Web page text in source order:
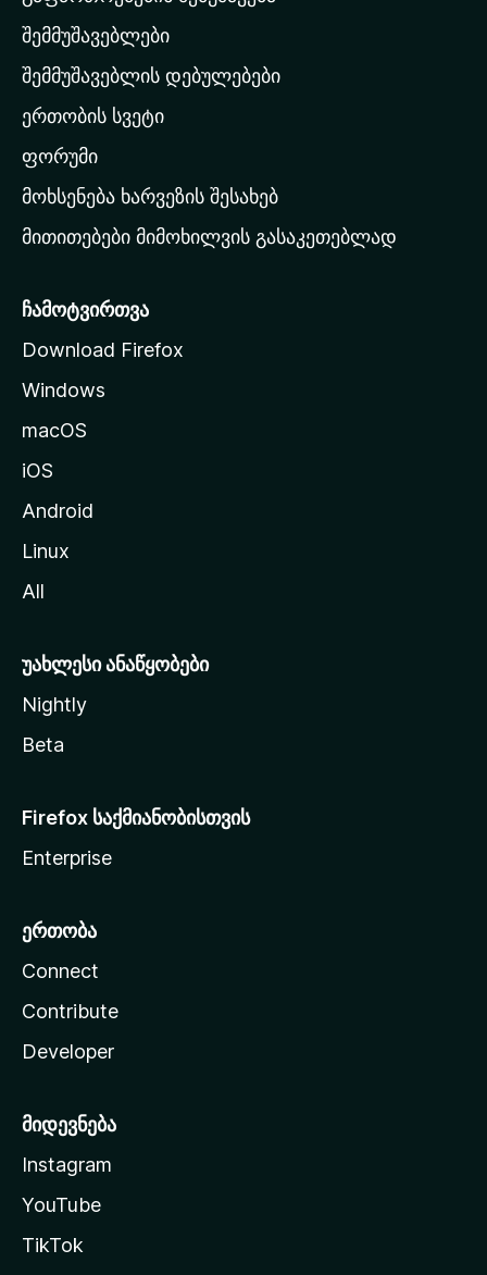
ს
მ
თ
ვ
ა
რ
ვ
რ
ზ
ე
დ
ა
ლ
შემმუშავებლები
შემმუშავებლის დებულებები
ერთობის სვეტი
ფორუმი
მოხსენება ხარვეზის შესახებ
მითითებები მიმოხილვის გასაკეთებლად
ჩამოტვირთვა
Download Firefox
Windows
macOS
iOS
Android
Linux
All
უახლესი ანაწყობები
Nightly
Beta
Firefox საქმიანობისთვის
Enterprise
ერთობა
Connect
Contribute
Developer
მიდევნება
Instagram
YouTube
TikTok